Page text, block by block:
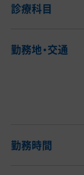
診療科目
勤務地・交通
勤務時間